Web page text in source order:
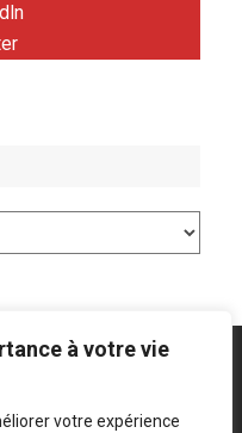
à votre vie
votre expérience